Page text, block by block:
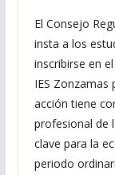
El Consejo
insta a los
inscribirse en
IES Zonzamas
acción tiene
profesional de
clave para la
periodo